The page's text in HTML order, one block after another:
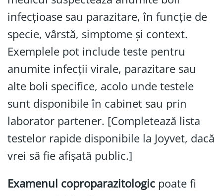
infecțioase sau parazitare, în funcție de
specie, vârstă, simptome și context.
Exemplele pot include teste pentru
anumite infecții virale, parazitare sau
alte boli specifice, acolo unde testele
sunt disponibile în cabinet sau prin
laborator partener. [Completează lista
testelor rapide disponibile la Joyvet, dacă
vrei să fie afișată public.]
Examenul coproparazitologic poate fi